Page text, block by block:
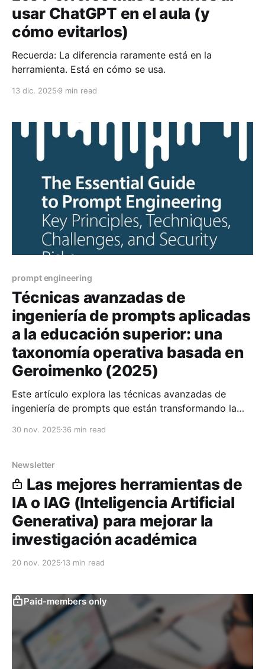
usar ChatGPT en el aula (y
cómo evitarlos)
Recuerda: La diferencia raramente está en la
herramienta. Está en cómo se usa.
13 dic. 2025 9 min read
prompt engineering
Técnicas avanzadas de
ingeniería de prompts aplicadas
a la educación superior: una
taxonomía operativa basada en
Geroimenko (2025)
Este artículo explora las técnicas avanzadas de
ingeniería de prompts que están transformando la
recursivo, mitigación de sesgos y diseño ético
30 nov. 2025 36 min read
Newsletter
Las mejores herramientas de
IA o IAG (Inteligencia Artificial
Generativa) para mejorar la
investigación académica
20 nov. 2025 13 min read
Paid-members only